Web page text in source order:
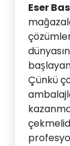
Eser
Çünkü